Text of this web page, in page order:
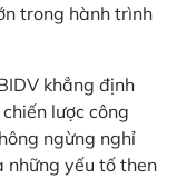
trong hành trình
khẳng định
lược công
ngừng nghỉ
những yếu tố then